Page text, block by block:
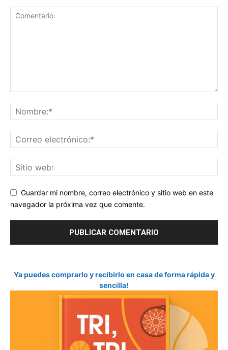
Guardar mi nombre, correo electrónico y sitio web en este
navegador la próxima vez que comente.
Ya puedes comprarlo y recibirlo en casa de forma rápida y
sencilla!